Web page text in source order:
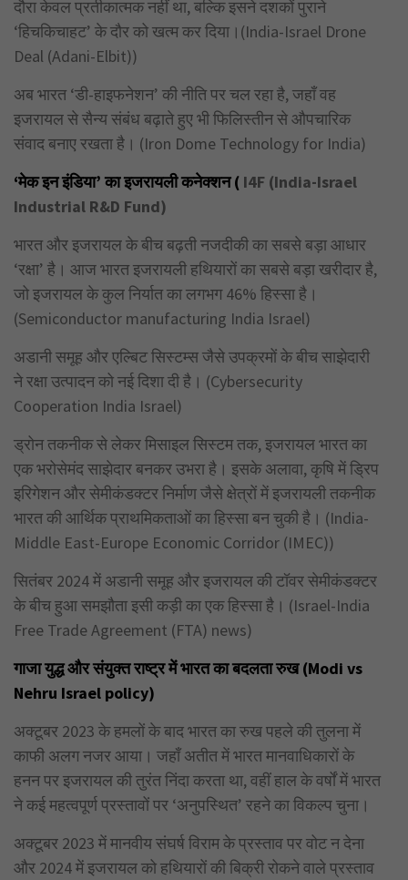
दौरा केवल प्रतीकात्मक नहीं था, बल्कि इसने दशकों पुराने
‘हिचकिचाहट’ के दौर को खत्म कर दिया।(India-Israel Drone
Deal (Adani-Elbit))
अब भारत ‘डी-हाइफनेशन’ की नीति पर चल रहा है, जहाँ वह
इजरायल से सैन्य संबंध बढ़ाते हुए भी फिलिस्तीन से औपचारिक
संवाद बनाए रखता है। (Iron Dome Technology for India)
‘मेक इन इंडिया’ का इजरायली कनेक्शन ( I4F (India-Israel
Industrial R&D Fund)
भारत और इजरायल के बीच बढ़ती नजदीकी का सबसे बड़ा आधार
‘रक्षा’ है। आज भारत इजरायली हथियारों का सबसे बड़ा खरीदार है,
जो इजरायल के कुल निर्यात का लगभग 46% हिस्सा है।
(Semiconductor manufacturing India Israel)
अडानी समूह और एल्बिट सिस्टम्स जैसे उपक्रमों के बीच साझेदारी
ने रक्षा उत्पादन को नई दिशा दी है। (Cybersecurity
Cooperation India Israel)
ड्रोन तकनीक से लेकर मिसाइल सिस्टम तक, इजरायल भारत का
एक भरोसेमंद साझेदार बनकर उभरा है। इसके अलावा, कृषि में ड्रिप
इरिगेशन और सेमीकंडक्टर निर्माण जैसे क्षेत्रों में इजरायली तकनीक
भारत की आर्थिक प्राथमिकताओं का हिस्सा बन चुकी है। (India-
Middle East-Europe Economic Corridor (IMEC))
सितंबर 2024 में अडानी समूह और इजरायल की टॉवर सेमीकंडक्टर
के बीच हुआ समझौता इसी कड़ी का एक हिस्सा है। (Israel-India
Free Trade Agreement (FTA) news)
गाजा युद्ध और संयुक्त राष्ट्र में भारत का बदलता रुख (Modi vs
Nehru Israel policy)
अक्टूबर 2023 के हमलों के बाद भारत का रुख पहले की तुलना में
काफी अलग नजर आया। जहाँ अतीत में भारत मानवाधिकारों के
हनन पर इजरायल की तुरंत निंदा करता था, वहीं हाल के वर्षों में भारत
ने कई महत्वपूर्ण प्रस्तावों पर ‘अनुपस्थित’ रहने का विकल्प चुना।
अक्टूबर 2023 में मानवीय संघर्ष विराम के प्रस्ताव पर वोट न देना
और 2024 में इजरायल को हथियारों की बिक्री रोकने वाले प्रस्ताव